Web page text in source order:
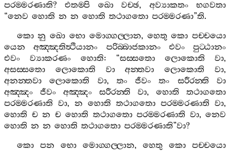
පරම‍්මරණාති?එතම‍්පි ඛො වච‍්ඡ, අව්‍යාකතං
භගවතා
“නෙව හොති න න හොති තථාගතො පරම‍්මරණා”ති.
කො නු ඛො භො මොග‍්ගල‍්ලාන, හෙතු කො පච‍්චයො
යෙන
අඤ‍්ඤතිත්‍ථියානං පරිබ‍්බාජකානං එවං
පුට‍්ඨානං
එවං
ව්‍යාකරණං හොති: “සස‍්සතො ලොකොති වා,
අසස‍්සතො
ලොකොති වා අන‍්තවා ලොකොති වා,
අනන‍්තවා
ලොකොති වා, තං ජීවං තං සරීරන‍්ති
වා
අඤ‍්ඤං
ජීවං අඤ‍්ඤං සරීරන‍්ති වා, හොති
තථාගතො
පරම‍්මරණාති වා, න හොති තථාගතො පරම‍්මරණාති වා,
හොති ච න ච හොති තථාගතො පරම‍්මරණාති වා, නෙව
හොති න න හොති තථාගතො පරම‍්මරණාති”වා?
කො
පන භො මොග‍්ගල‍්ලාන, හෙතු කො
පච‍්චයො